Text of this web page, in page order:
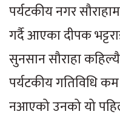
पर्यटकीय नगर
गर्दै आएका दीपक
सुनसान सौराहा
पर्यटकीय गतिविधि
नआएको उनको यो